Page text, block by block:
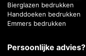
Bierglazen bedrukken
Handdoeken bedrukken
Emmers bedrukken
Persoonlijke advies?